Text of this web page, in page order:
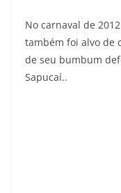
No carnaval de
também foi alvo de
de seu bumbum
Sapucaí..